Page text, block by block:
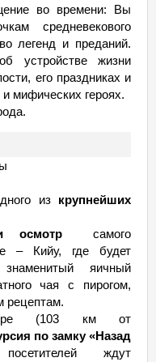
во времени: Вы
средневекового
легенд и преданий.
устройстве жизни
его праздниках и
мифических героях.
из крупнейших
и осмотр самого
– Кийу, где будет
знаменитый яичный
чая с пирогом,
рецептам.
(103 км от
по замку «Назад
ждут